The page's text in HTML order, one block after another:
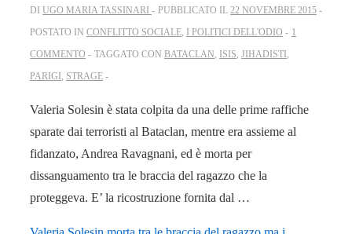
DI UGO MARIA TASSINARI PUBBLICATO IL 22 NOVEMBRE 2015
POSTATO IN CONFLITTO SOCIALE, I POLITICI DELL'ODIO
1
COMMENTO
TAGGATO CON BATACLAN, ISIS, JIHADISTI,
PARIGI, STRAGE
Valeria Solesin è stata colpita da una delle prime raffiche
sparate dai terroristi al Bataclan, mentre era assieme al
fidanzato, Andrea Ravagnani, ed è morta per
dissanguamento tra le braccia del ragazzo che la
proteggeva. E’ la ricostruzione fornita dal …